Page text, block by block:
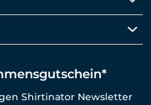
Shirtinator Newsletter